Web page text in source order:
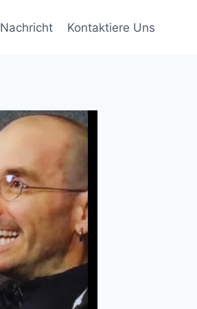
Nachricht Kontaktiere Uns